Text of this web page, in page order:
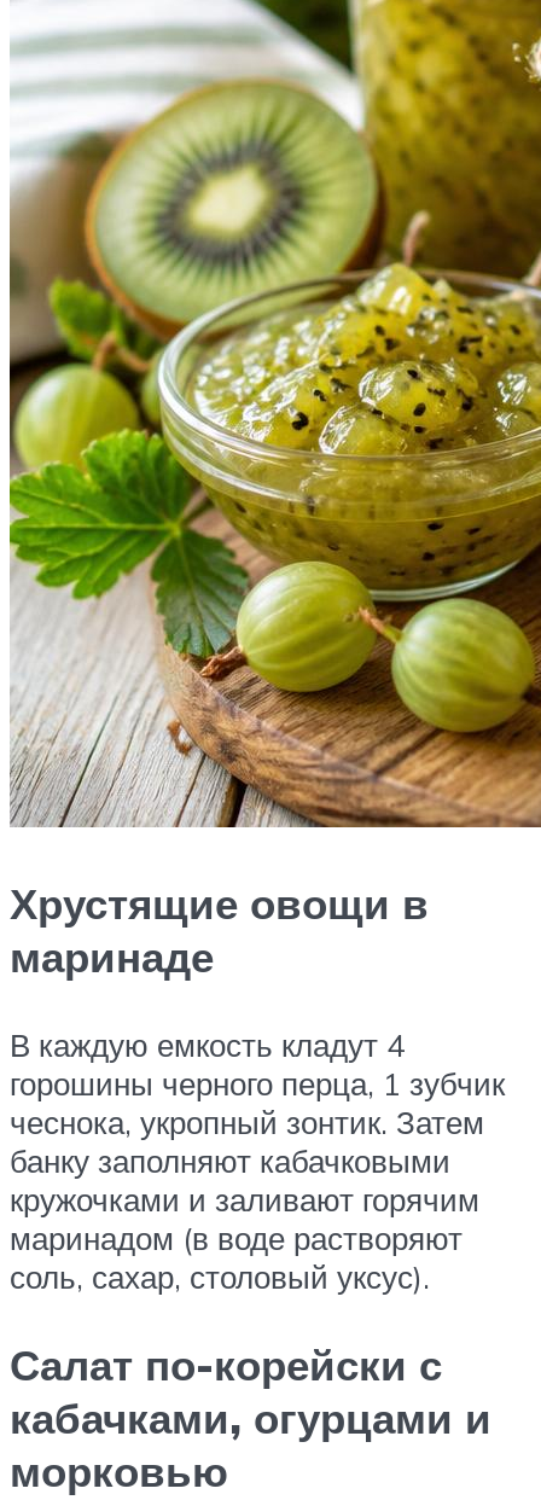
Хрустящие овощи в
маринаде
В каждую емкость кладут 4
горошины черного перца, 1 зубчик
чеснока, укропный зонтик. Затем
банку заполняют кабачковыми
кружочками и заливают горячим
маринадом (в воде растворяют
соль, сахар, столовый уксус).
Салат по-корейски с
кабачками, огурцами и
морковью